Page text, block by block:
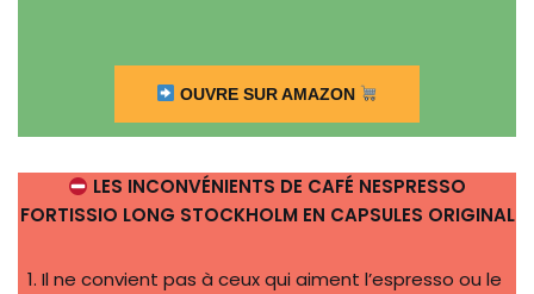
OUVRE SUR AMAZON
LES INCONVÉNIENTS DE CAFÉ NESPRESSO
FORTISSIO LONG STOCKHOLM EN CAPSULES ORIGINAL
Il ne convient pas à ceux qui aiment l’espresso ou le